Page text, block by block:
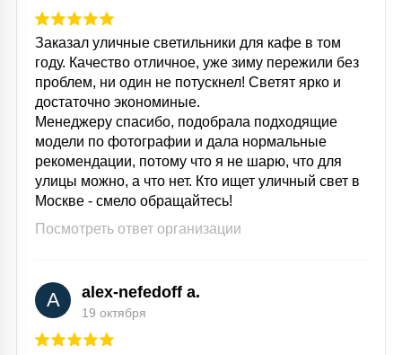
Заказал уличные светильники для кафе в том
году. Качество отличное, уже зиму пережили без
проблем, ни один не потускнел! Светят ярко и
достаточно экономиные.
Менеджеру спасибо, подобрала подходящие
модели по фотографии и дала нормальные
рекомендации, потому что я не шарю, что для
улицы можно, а что нет. Кто ищет уличный свет в
Москве - смело обращайтесь!
Посмотреть ответ организации
A alex-nefedoff a.
19 октября